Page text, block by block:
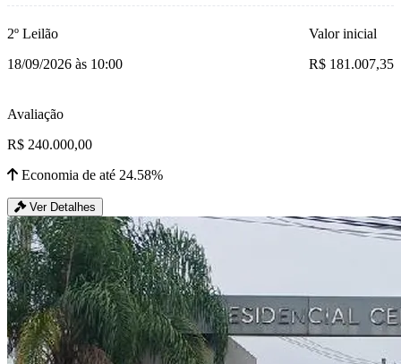
2º Leilão
18/09/2026 às 10:00
Valor inicial
R$ 181.007,35
Avaliação
R$ 240.000,00
Economia de até 24.58%
Ver Detalhes